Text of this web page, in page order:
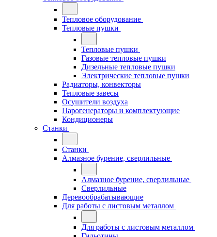
Тепловое оборудование
Тепловые пушки
Тепловые пушки
Газовые тепловые пушки
Дизельные тепловые пушки
Электрические тепловые пушки
Радиаторы, конвекторы
Тепловые завесы
Осушители воздуха
Парогенераторы и комплектующие
Кондиционеры
Станки
Станки
Алмазное бурение, сверлильные
Алмазное бурение, сверлильные
Сверлильные
Деревообрабатывающие
Для работы с листовым металлом
Для работы с листовым металлом